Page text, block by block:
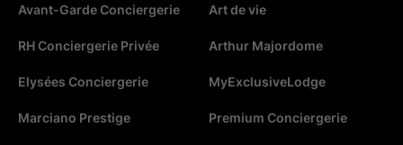
Avant-Garde Conciergerie Art de vie
RH Conciergerie Privée Arthur Majordome
Elysées Conciergerie MyExclusiveLodge
Marciano Prestige Premium Conciergerie